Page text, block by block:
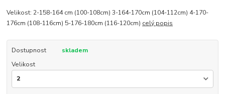
Velikost: 2-158-164 cm (100-108cm) 3-164-170cm (104-112cm) 4-170-
176cm (108-116cm) 5-176-180cm (116-120cm) celý popis
Dostupnost
skladem
Velikost